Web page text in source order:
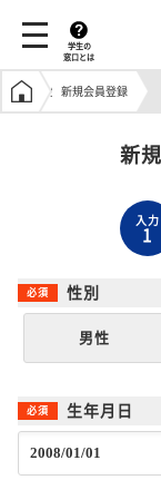
学生の
窓口とは
学生の窓口トップ
新規会員登録
新
入力
1
性別
男性
生年月日